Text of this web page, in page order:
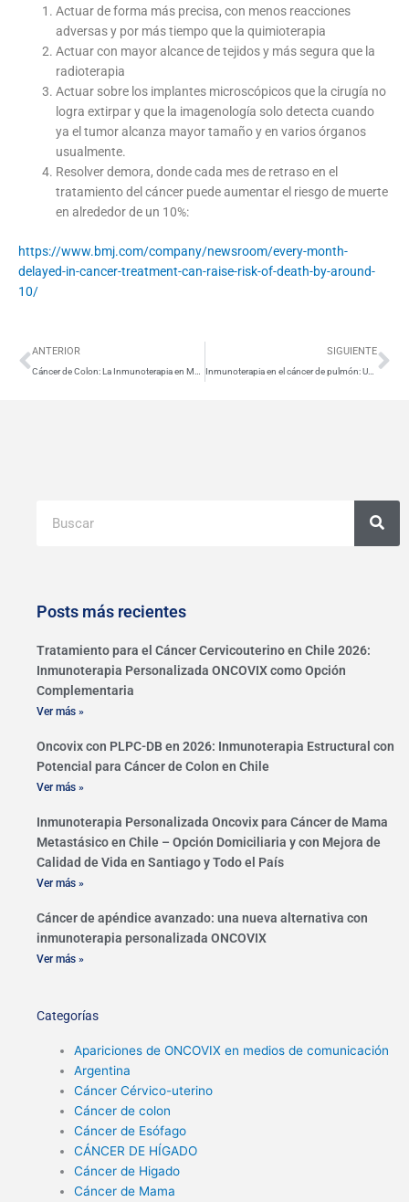
Actuar de forma más precisa, con menos reacciones
adversas y por más tiempo que la quimioterapia
Actuar con mayor alcance de tejidos y más segura que la
radioterapia
Actuar sobre los implantes microscópicos que la cirugía no
logra extirpar y que la imagenología solo detecta cuando
ya el tumor alcanza mayor tamaño y en varios órganos
usualmente.
Resolver demora, donde cada mes de retraso en el
tratamiento del cáncer puede aumentar el riesgo de muerte
en alrededor de un 10%:
https://www.bmj.com/company/newsroom/every-month-
delayed-in-cancer-treatment-can-raise-risk-of-death-by-around-
10/
Ant
ANTERIOR SIGUIENTE
Inmunoterapia en el cáncer de pulmón: Un análisis detallado para Argentina
Posts más recientes
Tratamiento para el Cáncer Cervicouterino en Chile 2026:
Inmunoterapia Personalizada ONCOVIX como Opción
Complementaria
Ver más »
Oncovix con PLPC-DB en 2026: Inmunoterapia Estructural con
Potencial para Cáncer de Colon en Chile
Ver más »
Inmunoterapia Personalizada Oncovix para Cáncer de Mama
Metastásico en Chile – Opción Domiciliaria y con Mejora de
Calidad de Vida en Santiago y Todo el País
Ver más »
Cáncer de apéndice avanzado: una nueva alternativa con
inmunoterapia personalizada ONCOVIX
Ver más »
Categorías
Apariciones de ONCOVIX en medios de comunicación
Argentina
Cáncer Cérvico-uterino
Cáncer de colon
Cáncer de Esófago
CÁNCER DE HÍGADO
Cáncer de Higado
Cáncer de Mama